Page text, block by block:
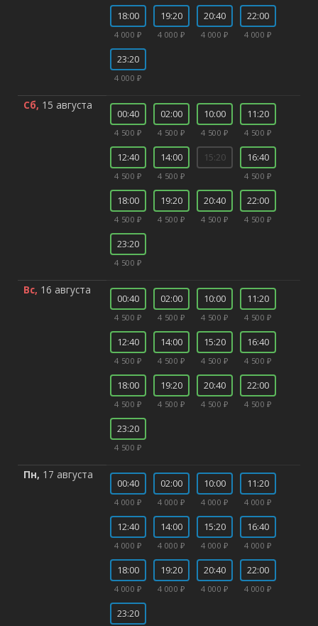
18:00
4 000 ₽
19:20
4 000 ₽
20:40
4 000 ₽
22:00
4 000 ₽
23:20
4 000 ₽
Сб, 15 августа
00:40
4 500 ₽
02:00
4 500 ₽
10:00
4 500 ₽
11:20
4 500 ₽
12:40
4 500 ₽
14:00
4 500 ₽
15:20 16:40
4 500 ₽
18:00
4 500 ₽
19:20
4 500 ₽
20:40
4 500 ₽
22:00
4 500 ₽
23:20
4 500 ₽
Вс, 16 августа
00:40
4 500 ₽
02:00
4 500 ₽
10:00
4 500 ₽
11:20
4 500 ₽
12:40
4 500 ₽
14:00
4 500 ₽
15:20
4 500 ₽
16:40
4 500 ₽
18:00
4 500 ₽
19:20
4 500 ₽
20:40
4 500 ₽
22:00
4 500 ₽
23:20
4 500 ₽
Пн, 17 августа
00:40
4 000 ₽
02:00
4 000 ₽
10:00
4 000 ₽
11:20
4 000 ₽
12:40
4 000 ₽
14:00
4 000 ₽
15:20
4 000 ₽
16:40
4 000 ₽
18:00
4 000 ₽
19:20
4 000 ₽
20:40
4 000 ₽
22:00
4 000 ₽
23:20